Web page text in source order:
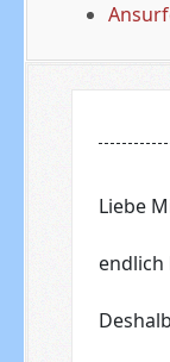
Liebe
endlich